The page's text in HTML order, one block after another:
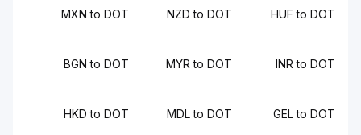
HUF to DOT
NZD to DOT
MXN to DOT
INR to DOT
MYR to DOT
BGN to DOT
GEL to DOT
MDL to DOT
HKD to DOT